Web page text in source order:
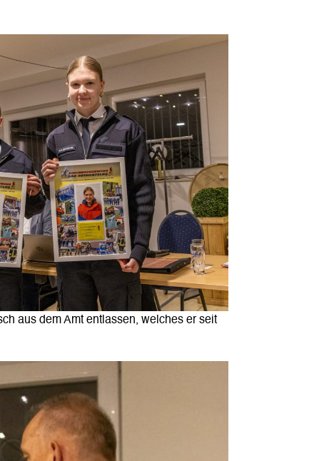
aus dem Amt entlassen, welches er seit